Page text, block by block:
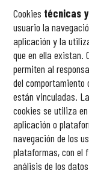
Cookies técnicas
usuario la
aplicación y la
que en ella existan.
permiten al
del comportamiento
están vinculadas.
cookiesse utiliza
aplicación o
navegación de los
plataformas, con el
análisis de los